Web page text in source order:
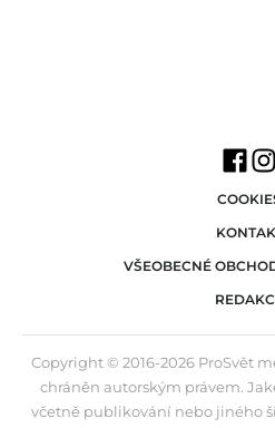
VŠEOBECNÉ
Copyright © 2016-2026 ProSvět
chráněn autorským právem.
včetně publikování nebo jiného